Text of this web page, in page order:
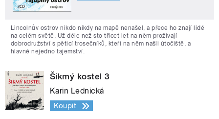
Lincolnův ostrov nikdo nikdy na mapě nenašel, a přece ho znají lidé
na celém světě. Už déle než sto třicet let na něm prožívají
dobrodružství s pěticí trosečníků, kteří na něm našli útočiště, a
hlavně nejedno tajemství.
Šikmý kostel 3
Karin Lednická
Koupit